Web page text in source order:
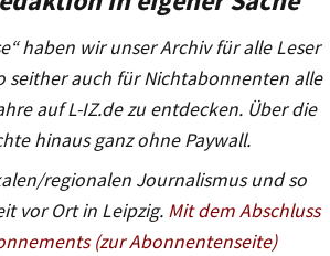
haben wir unser Archiv für alle Leser
seither auch für Nichtabonnenten alle
auf L-IZ.de zu entdecken. Über die
hinaus ganz ohne Paywall.
regionalen Journalismus und so
vor Ort in Leipzig. Mit dem Abschluss
(zur Abonnentenseite)